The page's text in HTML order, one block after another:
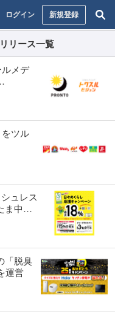
ログイン 新規登録
リース一覧
メデ
より
ツル
ュレス
ま中央
「脱臭
運営